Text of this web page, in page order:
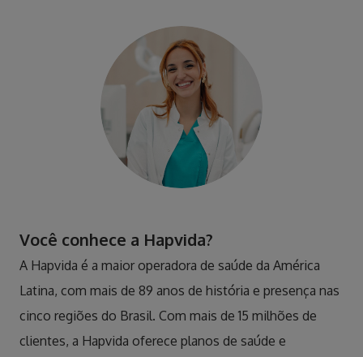
Você conhece a Hapvida?
A Hapvida é a maior operadora de saúde da América
Latina, com mais de 89 anos de história e presença nas
cinco regiões do Brasil. Com mais de 15 milhões de
clientes, a Hapvida oferece planos de saúde e